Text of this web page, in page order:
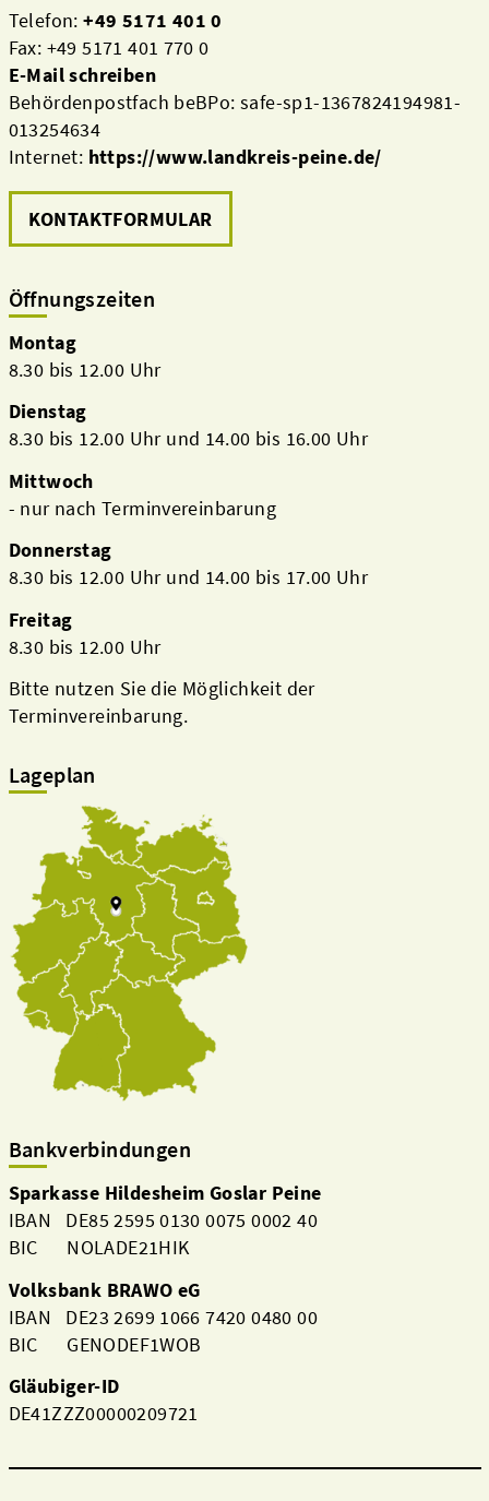
Telefon:+49 5171 401 0
Fax: +49 5171 401 770 0
E-Mail schreiben
Behördenpostfach beBPo: safe-sp1-1367824194981-
013254634
Internet: https://www.landkreis-peine.de/
KONTAKTFORMULAR
Öffnungszeiten
Montag
8.30 bis 12.00 Uhr
Dienstag
8.30 bis 12.00 Uhr und 14.00 bis 16.00 Uhr
Mittwoch
- nur nach Terminvereinbarung
Donnerstag
8.30 bis 12.00 Uhr und 14.00 bis 17.00 Uhr
Freitag
8.30 bis 12.00 Uhr
Bitte nutzen Sie die Möglichkeit der
Terminvereinbarung.
Lageplan
Bankverbindungen
Sparkasse Hildesheim Goslar Peine
IBAN DE85 2595 0130 0075 0002 40
BIC NOLADE21HIK
Volksbank BRAWO eG
IBAN DE23 2699 1066 7420 0480 00
BIC GENODEF1WOB
Gläubiger-ID
DE41ZZZ00000209721